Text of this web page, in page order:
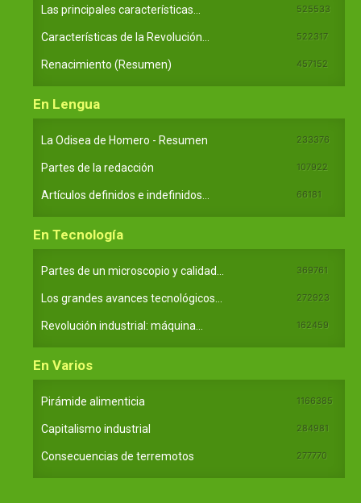
Las principales características... 525533
Características de la Revolución... 522317
Renacimiento (Resumen) 457152
En Lengua
La Odisea de Homero - Resumen 233376
Partes de la redacción 107922
Artículos definidos e indefinidos... 66181
En Tecnología
Partes de un microscopio y calidad... 369761
Los grandes avances tecnológicos... 272923
Revolución industrial: máquina... 162459
En Varios
Pirámide alimenticia 1166385
Capitalismo industrial 284981
Consecuencias de terremotos 277770